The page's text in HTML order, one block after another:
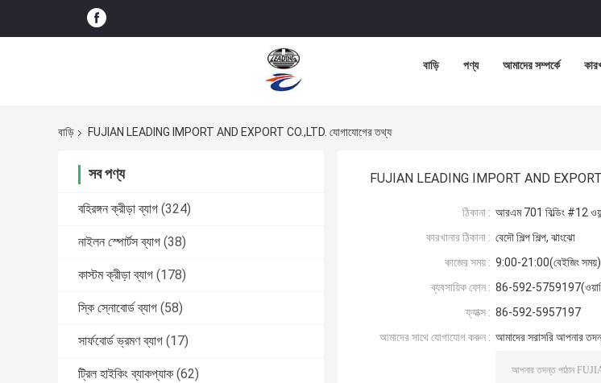
বাড়ি পণ্য আমাদের সম্পর্কে
বাড়ি FUJIAN LEADING IMPORT AND EXPORT CO.,LTD. যোগাযোগের তথ্য
সব পণ্য
বহিরঙ্গন ক্রীড়া ব্যাগ (324)
নাইলন স্পোর্টস ব্যাগ (38)
কাস্টম ক্রীড়া ব্যাগ (178)
স্কি স্নোবোর্ড ব্যাগ (58)
সার্ফবোর্ড ভ্রমণ ব্যাগ (17)
ট্রিল হাইকিং ব্যাকপ্যাক (62)
FUJIAN LEADING IMPORT AND
ঠিকানা : আরএম 701 বিল্ডিং #12
কারখানার ঠিকানা : বেদৌ শিল্প শিল্প, ঝাংঝো
কাজের সময় : 9:00-21:00(বেইজিং সময়)
ব্যবসায়িক ফোন : 86-592-
ফ্যাক্স : 86-592-5957197
আমাদের সাথে যোগাযোগ করুন : আমাদের সরাসরি আপনার